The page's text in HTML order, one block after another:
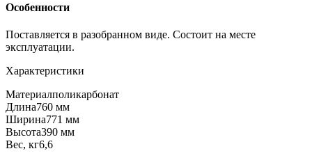
Особенности
Поставляется в разобранном виде. Состоит на месте
эксплуатации.
Характеристики
Материалполикарбонат
Длина760 мм
Ширина771 мм
Высота390 мм
Вес, кг6,6